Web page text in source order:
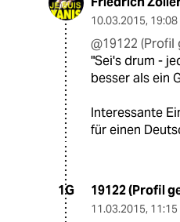
10.03.2015,
@19122 (Profil
"Sei's drum -
besser als ein
Interessante
für einen
1G 19122 (Profil
11.03.2015,